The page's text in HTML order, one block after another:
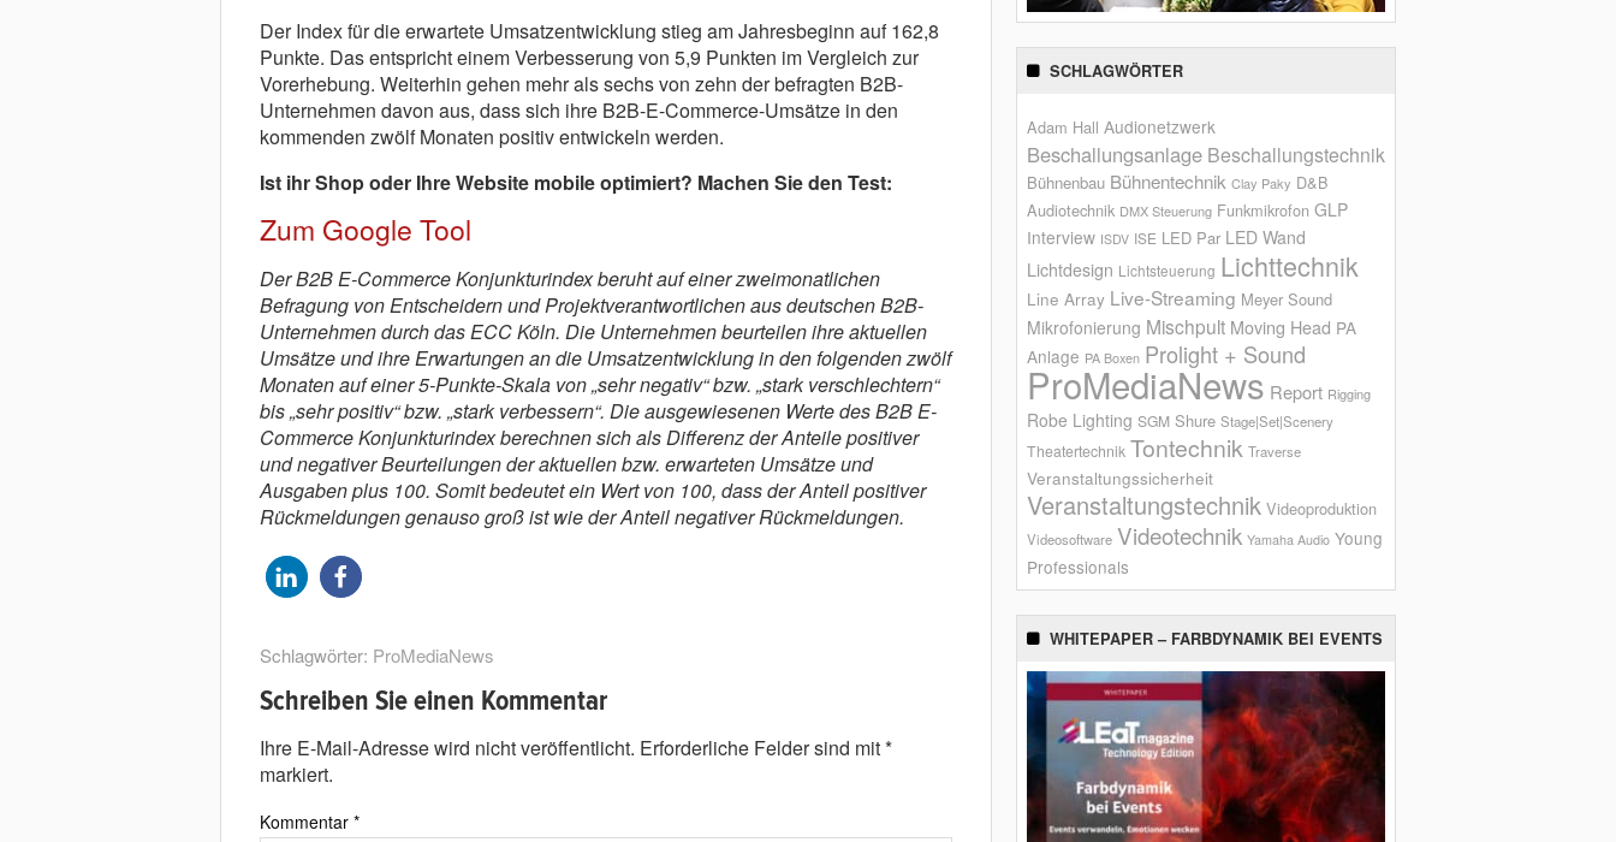
Der Index für die erwartete Umsatzentwicklung stieg am Jahresbeginn auf 162,8
Punkte. Das entspricht einem Verbesserung von 5,9 Punkten im Vergleich zur
Vorerhebung. Weiterhin gehen mehr als sechs von zehn der befragten B2B-
Unternehmen davon aus, dass sich ihre B2B-E-Commerce-Umsätze in den
kommenden zwölf Monaten positiv entwickeln werden.
Ist ihr Shop oder Ihre Website mobile optimiert? Machen Sie den Test:
Zum Google Tool
Der B2B E-Commerce Konjunkturindex beruht auf einer zweimonatlichen
Befragung von Entscheidern und Projektverantwortlichen aus deutschen B2B-
Unter­neh­men durch das ECC Köln. Die Unternehmen beurteilen ihre aktuellen
Umsätze und ihre Erwartungen an die Umsatzentwicklung in den folgenden zwölf
Monaten auf einer 5-Punkte-Skala von „sehr negativ“ bzw. „stark verschlechtern“
bis „sehr positiv“ bzw. „stark verbessern“. Die aus­gewiesenen Werte des B2B E-
Commerce Konjunkturindex berechnen sich als Differenz der Anteile positiver
und negativer Beurteilungen der aktuellen bzw. erwarteten Umsätze und
Ausgaben plus 100. Somit bedeutet ein Wert von 100, dass der Anteil positiver
Rückmeldungen genauso groß ist wie der Anteil negativer Rückmeldungen.
Schlagwörter: ProMediaNews
Schreiben Sie einen Kommentar
Ihre E-Mail-Adresse wird nicht veröffentlicht. Erforderliche Felder sind mit*
markiert.
Kommentar *
SCHLAGWÖRTER
Adam Hall Audionetzwerk
Beschallungsanlage Beschallungstechnik
Bühnenbau Bühnentechnik Clay Paky D&B
Audiotechnik DMX Steuerung Funkmikrofon GLP
Interview ISDV ISE LED Par LED Wand
Lichtdesign Lichtsteuerung Lichttechnik
Line Array Live-Streaming Meyer Sound
Mikrofonierung Mischpult Moving Head PA
Anlage PA Boxen Prolight + Sound
ProMediaNews Report Rigging
Robe Lighting SGM Shure Stage|Set|Scenery
Theatertechnik Tontechnik Traverse
Veranstaltungssicherheit
Veranstaltungstechnik Videoproduktion
Videosoftware Videotechnik Yamaha Audio Young
Professionals
WHITEPAPER – FARBDYNAMIK BEI EVENTS